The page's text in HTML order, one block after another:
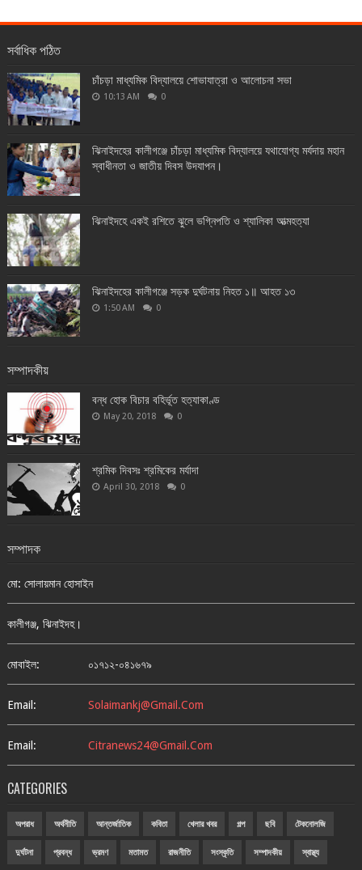
সর্বাধিক পঠিত
চাঁচড়া মাধ্যমিক বিদ্যালয়ে শোভাযাত্রা ও আলোচনা সভা
10:13 AM 0
ঝিনাইদহের কালীগঞ্জে চাঁচড়া মাধ্যমিক বিদ্যালয়ে যথাযোগ্য মর্যদায় মহান
স্বাধীনতা ও জাতীয় দিবস উদযাপন।
ঝিনাইদহে একই রশিতে ঝুলে ভগ্নিপতি ও শ্যালিকা আত্মহত্যা
ঝিনাইদহের কালীগঞ্জে সড়ক দুর্ঘটনায় নিহত ১॥ আহত ১৩
1:50 AM 0
সম্পাদকীয়
বন্ধ হোক বিচার বহির্ভূত হত্যাকাণ্ড
May 20, 2018 0
শ্রমিক দিবসঃ শ্রমিকের মর্যাদা
April 30, 2018 0
সম্পাদক
মো: সোলায়মান হোসাইন
কালীগঞ্জ, ঝিনাইদহ।
মোবাইল: ০১৭১২-০৪১৬৭৯
Email: Solaimankj@gmail.com
Email: Citranews24@gmail.com
CATEGORIES
অপরাধ অর্থনীতি আন্তর্জাতিক কবিতা খেলার খবর গল্প ছবি টেকনোলজি
দুর্ঘটনা প্রবন্ধ ভ্রমণ মতামত রাজনীতি সংস্কৃতি সম্পাদকীয় স্বাস্থ্য